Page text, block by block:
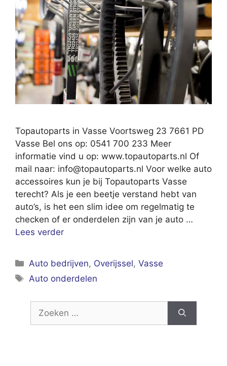
Topautoparts in Vasse Voortsweg 23 7661 PD
Vasse Bel ons op: 0541 700 233 Meer
informatie vind u op: www.topautoparts.nl Of
mail naar: info@topautoparts.nl Voor welke auto
accessoires kun je bij Topautoparts Vasse
terecht? Als je een beetje verstand hebt van
auto’s, is het een slim idee om regelmatig te
checken of er onderdelen zijn van je auto …
Lees verder
Categorieën
Auto bedrijven, Overijssel,Vasse
Tags
Auto onderdelen
naar: